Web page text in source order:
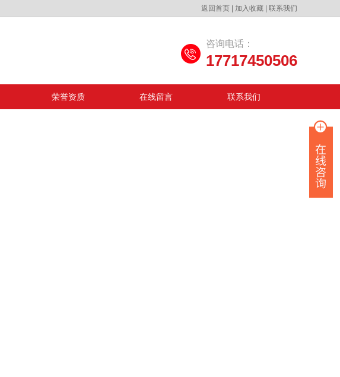
返回首页 加入收藏 联系我们
咨询电话：
17717450506
荣誉资质 在线留言 联系我们